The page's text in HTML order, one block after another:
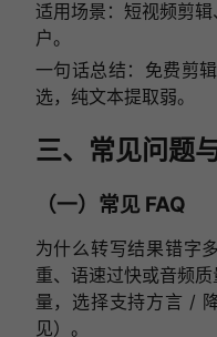
适用场景：短视频剪
户。
一句话总结：免费剪
选，纯文本提取弱。
三、常见问题
（一）常见 FAQ
为什么转写结果错字
重、语速过快或音频
量，选择支持方言 /
见）。